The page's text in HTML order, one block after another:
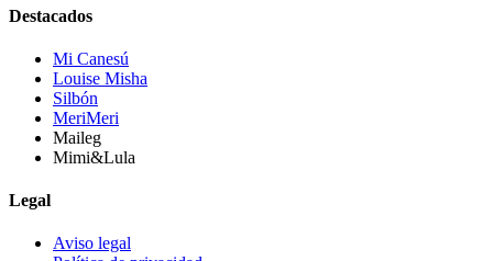
Destacados
Mi Canesú
Louise Misha
Silbón
MeriMeri
Maileg
Mimi&Lula
Legal
Aviso legal